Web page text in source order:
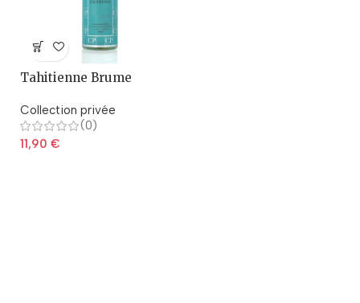
Tahitienne Brume
Collection privée
(0)
11,90 €